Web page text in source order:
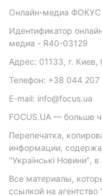
Онлайн-медиа ФОКУС
Идентификатор
медиа - R40-03129
Адрес: 01133, г. Киев,
Телефон: +38 044 207
E-mail: info@focus.ua
FOCUS.UA — больше
Перепечатка,
информации,
"Українські Новини",
Все материалы,
ссылкой на